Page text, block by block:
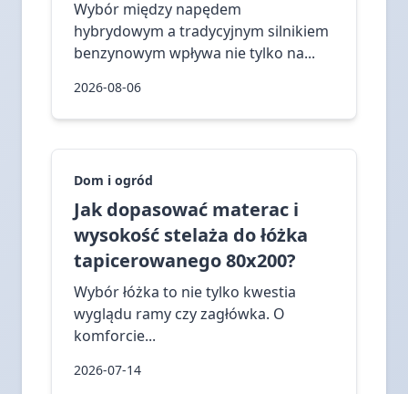
Wybór między napędem
hybrydowym a tradycyjnym silnikiem
benzynowym wpływa nie tylko na...
2026-08-06
Dom i ogród
Jak dopasować materac i
wysokość stelaża do łóżka
tapicerowanego 80x200?
Wybór łóżka to nie tylko kwestia
wyglądu ramy czy zagłówka. O
komforcie...
2026-07-14